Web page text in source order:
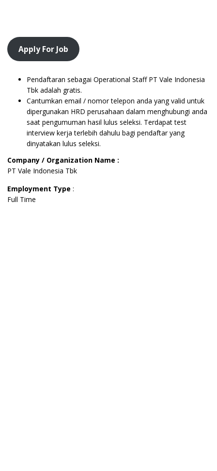
Apply For Job
Pendaftaran sebagai Operational Staff PT Vale Indonesia
Tbk adalah gratis.
Cantumkan email / nomor telepon anda yang valid untuk
dipergunakan HRD perusahaan dalam menghubungi anda
saat pengumuman hasil lulus seleksi. Terdapat test
interview kerja terlebih dahulu bagi pendaftar yang
dinyatakan lulus seleksi.
Company / Organization Name :
PT Vale Indonesia Tbk
Employment Type :
Full Time